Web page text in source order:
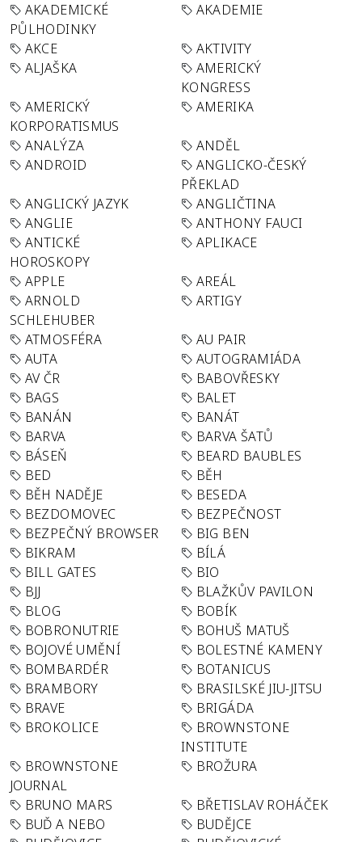
AKADEMICKÉ
PŮLHODINKY
AKADEMIE
AKCE
AKTIVITY
ALJAŠKA
AMERICKÝ
KONGRESS
AMERICKÝ
KORPORATISMUS
AMERIKA
ANALÝZA
ANDĚL
ANDROID
ANGLICKO-ČESKÝ
PŘEKLAD
ANGLICKÝ JAZYK
ANGLIČTINA
ANGLIE
ANTHONY FAUCI
ANTICKÉ
HOROSKOPY
APLIKACE
APPLE
AREÁL
ARNOLD
SCHLEHUBER
ARTIGY
ATMOSFÉRA
AU PAIR
AUTA
AUTOGRAMIÁDA
AV ČR
BABOVŘESKY
BAGS
BALET
BANÁN
BANÁT
BARVA
BARVA ŠATŮ
BÁSEŇ
BEARD BAUBLES
BED
BĚH
BĚH NADĚJE
BESEDA
BEZDOMOVEC
BEZPEČNOST
BEZPEČNÝ BROWSER
BIG BEN
BIKRAM
BÍLÁ
BILL GATES
BIO
BJJ
BLAŽKŮV PAVILON
BLOG
BOBÍK
BOBRONUTRIE
BOHUŠ MATUŠ
BOJOVÉ UMĚNÍ
BOLESTNÉ KAMENY
BOMBARDÉR
BOTANICUS
BRAMBORY
BRASILSKÉ JIU-JITSU
BRAVE
BRIGÁDA
BROKOLICE
BROWNSTONE
INSTITUTE
BROWNSTONE
JOURNAL
BROŽURA
BRUNO MARS
BŘETISLAV ROHÁČEK
BUĎ A NEBO
BUDĚJCE